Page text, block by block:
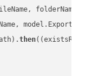
folderName +
then(